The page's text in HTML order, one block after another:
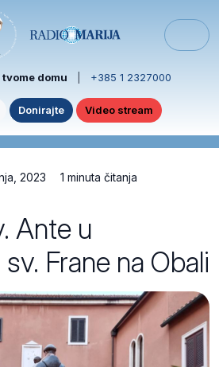
domu +385 1 2327000
Donirajte Video stream
2023 1 minuta čitanja
Ante u
Frane na Obali